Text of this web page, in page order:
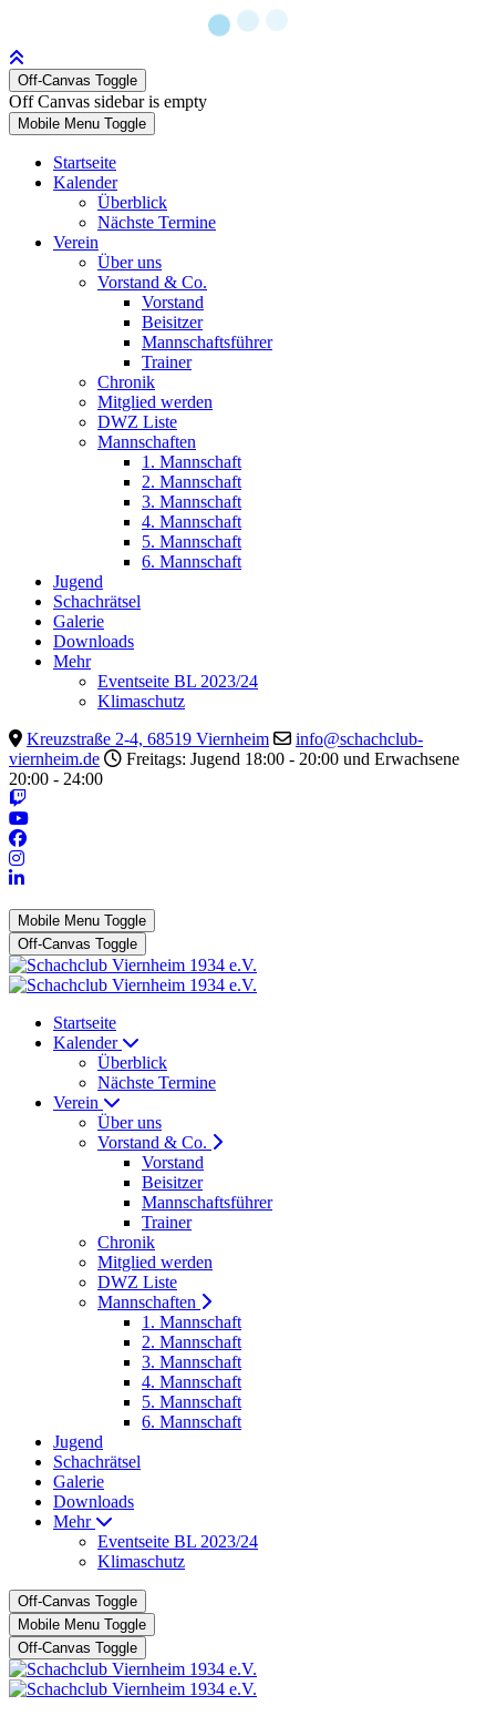
Off-Canvas Toggle
Off Canvas sidebar is empty
Mobile Menu Toggle
Startseite
Kalender
Überblick
Nächste Termine
Verein
Über uns
Vorstand & Co.
Vorstand
Beisitzer
Mannschaftsführer
Trainer
Chronik
Mitglied werden
DWZ Liste
Mannschaften
1. Mannschaft
2. Mannschaft
3. Mannschaft
4. Mannschaft
5. Mannschaft
6. Mannschaft
Jugend
Schachrätsel
Galerie
Downloads
Mehr
Eventseite BL 2023/24
Klimaschutz
Kreuzstraße 2-4, 68519 Viernheim
info@schachclub-
viernheim.de
Freitags: Jugend 18:00 - 20:00 und Erwachsene
20:00 - 24:00
Mobile Menu Toggle
Off-Canvas Toggle
Startseite
Kalender
Überblick
Nächste Termine
Verein
Über uns
Vorstand & Co.
Vorstand
Beisitzer
Mannschaftsführer
Trainer
Chronik
Mitglied werden
DWZ Liste
Mannschaften
1. Mannschaft
2. Mannschaft
3. Mannschaft
4. Mannschaft
5. Mannschaft
6. Mannschaft
Jugend
Schachrätsel
Galerie
Downloads
Mehr
Eventseite BL 2023/24
Klimaschutz
Off-Canvas Toggle
Mobile Menu Toggle
Off-Canvas Toggle